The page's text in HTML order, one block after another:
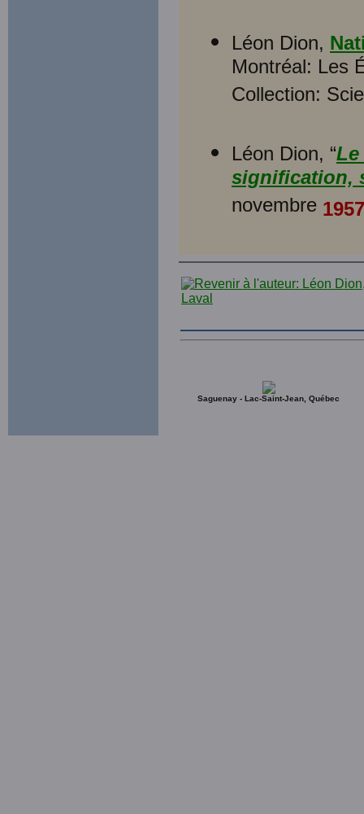
Léon Dion,
Montréal: Les
Collection:
Léon Dion, “Le
signification,
novembre 1957
Saguenay - Lac-Saint-Jean, Québec